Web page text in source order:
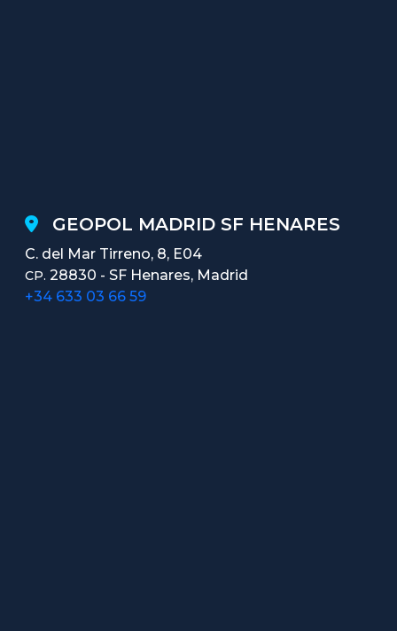
GEOPOL MADRID SF HENARES
C. del Mar Tirreno, 8, E04
CP. 28830 - SF Henares, Madrid
+34 633 03 66 59